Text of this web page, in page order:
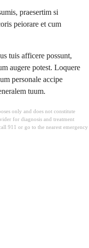
praesertim si
peiorare et cum
tuis afficere possunt,
augere potest. Loquere
personale accipe
tuum.
only and does not constitute
for diagnosis and treatment
911 or go to the nearest emergency